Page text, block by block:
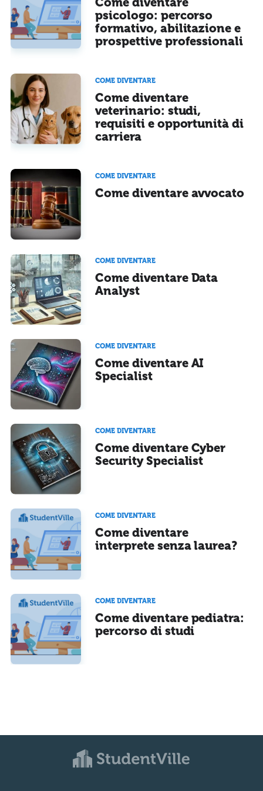
Ho letto e acconsento l'informativasulla privacy
Acconsento all'uso dei miei dati da parte di terzi per finalità di
marketing diretto con modalità automatizzate o tradizionali
CONFERMA E PUBBLICApsicologo: percorso
formativo, abilitazione e
prospettive professionali
COME DIVENTARE
Come diventare
veterinario: studi,
requisiti e opportunità di
carriera
COME DIVENTARE
Come diventare avvocato
COME DIVENTARE
Come diventare Data
Analyst
COME DIVENTARE
Come diventare AI
Specialist
COME DIVENTARE
Come diventare Cyber
Security Specialist
COME DIVENTARE
Come diventare
interprete senza laurea?
COME DIVENTARE
Come diventare pediatra:
percorso di studi